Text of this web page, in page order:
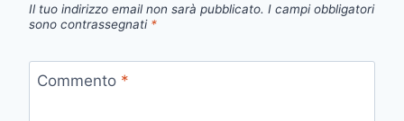
Il tuo indirizzo email non sarà pubblicato. I campi obbligatori
sono contrassegnati *
Commento *